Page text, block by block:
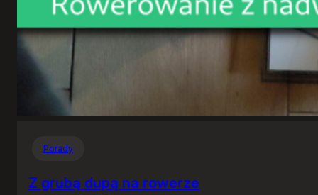
Porady
Z grubą dupą na rowerze